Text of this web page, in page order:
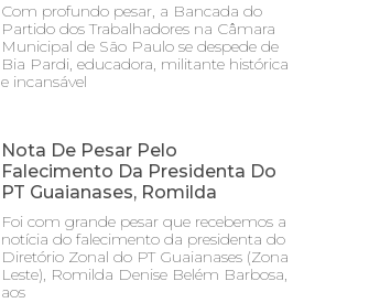
Com profundo pesar, a Bancada do
Partido dos Trabalhadores na Câmara
Municipal de São Paulo se despede de
Bia Pardi, educadora, militante histórica
e incansável
Nota De Pesar Pelo
Falecimento Da Presidenta Do
PT Guaianases, Romilda
Foi com grande pesar que recebemos a
notícia do falecimento da presidenta do
Diretório Zonal do PT Guaianases (Zona
Leste), Romilda Denise Belém Barbosa,
aos